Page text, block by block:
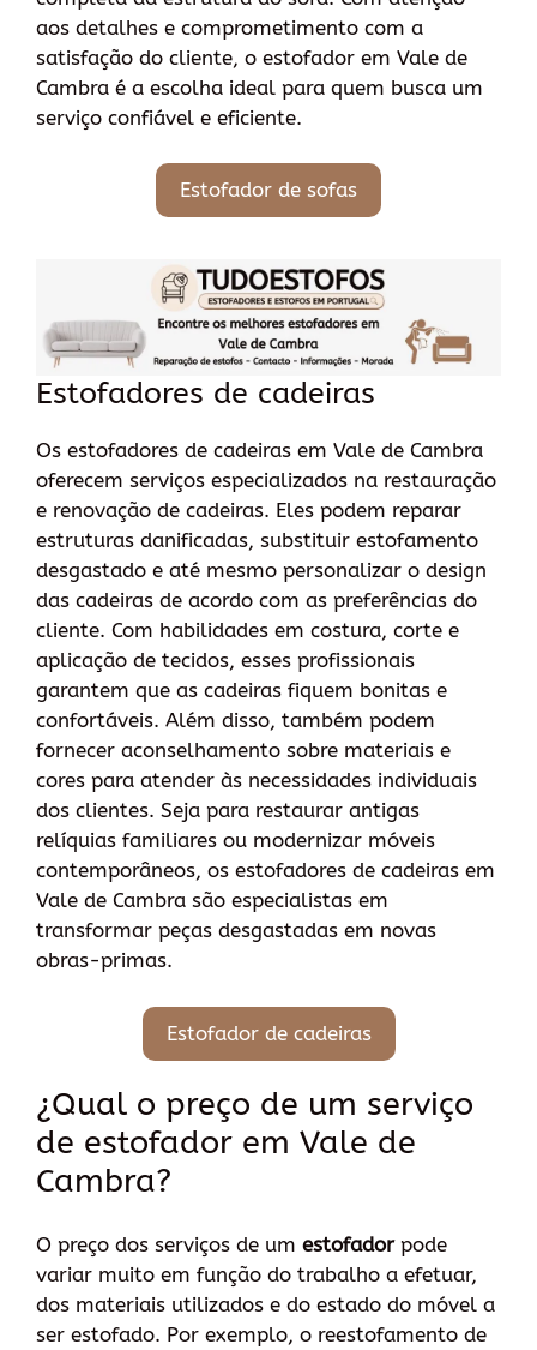
aos detalhes e comprometimento com a
satisfação do cliente, o estofador em Vale de
Cambra é a escolha ideal para quem busca um
serviço confiável e eficiente.
Estofador de sofas
Estofadores de cadeiras
Os estofadores de cadeiras em Vale de Cambra
oferecem serviços especializados na restauração
e renovação de cadeiras. Eles podem reparar
estruturas danificadas, substituir estofamento
desgastado e até mesmo personalizar o design
das cadeiras de acordo com as preferências do
cliente. Com habilidades em costura, corte e
aplicação de tecidos, esses profissionais
garantem que as cadeiras fiquem bonitas e
confortáveis. Além disso, também podem
fornecer aconselhamento sobre materiais e
cores para atender às necessidades individuais
dos clientes. Seja para restaurar antigas
relíquias familiares ou modernizar móveis
contemporâneos, os estofadores de cadeiras em
Vale de Cambra são especialistas em
transformar peças desgastadas em novas
obras-primas.
Estofador de cadeiras
¿Qual o preço de um serviço
de estofador em Vale de
Cambra?
O preço dos serviços de um estofadorpode
variar muito em função do trabalho a efetuar,
dos materiais utilizados e do estado do móvel a
ser estofado. Por exemplo, o reestofamento de